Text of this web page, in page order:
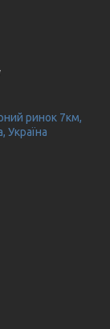
ринок 7км,
Україна